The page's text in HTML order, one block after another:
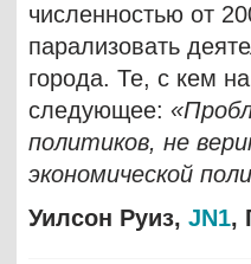
численностью от
парализовать
города. Те, с кем
следующее:
политиков, не
экономической
Уилсон Руиз, JN1,